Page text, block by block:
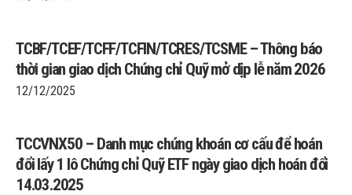
TCBF/TCEF/TCFF/TCFIN/TCRES/TCSME – Thông báo
thời gian giao dịch Chứng chỉ Quỹ mở dịp lễ năm 2026
12/12/2025
TCCVNX50 – Danh mục chứng khoán cơ cấu để hoán
đổi lấy 1 lô Chứng chỉ Quỹ ETF ngày giao dịch hoán đổi
14.03.2025